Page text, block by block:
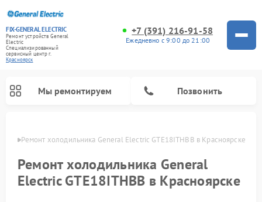
FIX-GENERAL ELECTRIC
Ремонт устройств General
Electric
Специализированный
cервисный центр г.
Красноярск
+7 (391) 216-91-58
Ежедневно с 9:00 до 21:00
Мы ремонтируем Позвонить
Ремонт холодильника General Electric GTE18ITHBB в Красноярске
Ремонт холодильника General
Electric GTE18ITHBB в Красноярске